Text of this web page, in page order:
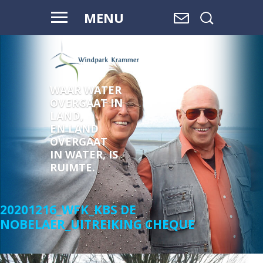
MENU
WAAR WATER
OVERGAAT IN
LAND,
EN LAND
OVERGAAT
IN WATER, IS
RUIMTE.
20201216_WFK_KBS DE
NOBELAER_UITREIKING CHEQUE